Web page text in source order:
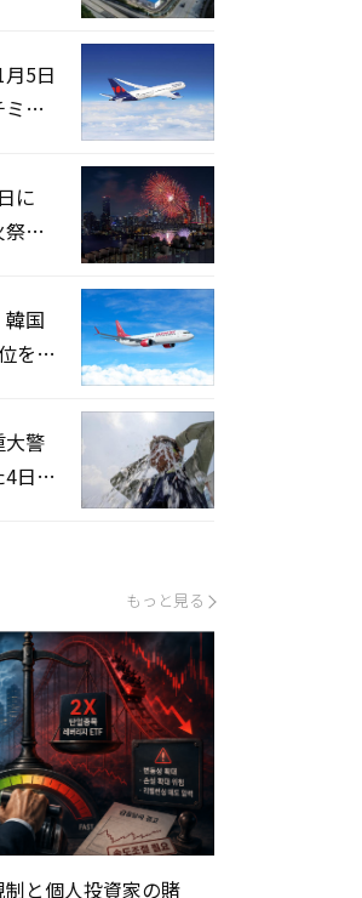
5日
ン
に
祭り
国
を記
大警
日、
もっと見る
と個人投資家の賭